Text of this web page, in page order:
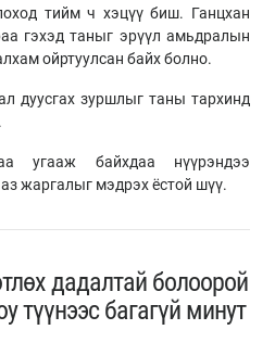
тийм ч хэцүү биш. Ганцхан
гэхэд таныг эрүүл амьдралын
ойртуулсан байх болно.
дуусгах зуршлыг таны тархинд
угааж байхдаа нүүрэндээ
жаргалыг мэдрэх ёстой шүү.
дадалтай болоорой
түүнээс багагүй минут